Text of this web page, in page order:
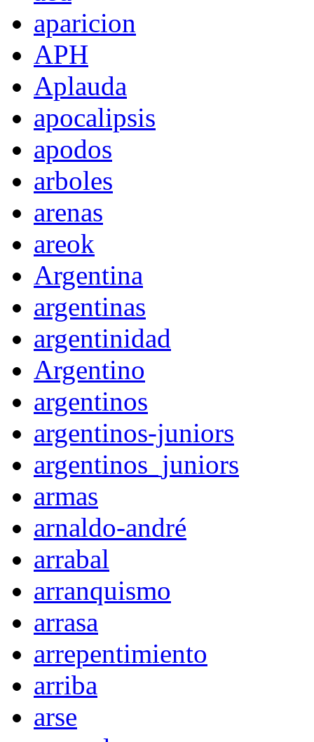
aparicion
APH
Aplauda
apocalipsis
apodos
arboles
arenas
areok
Argentina
argentinas
argentinidad
Argentino
argentinos
argentinos-juniors
argentinos_juniors
armas
arnaldo-andré
arrabal
arranquismo
arrasa
arrepentimiento
arriba
arse